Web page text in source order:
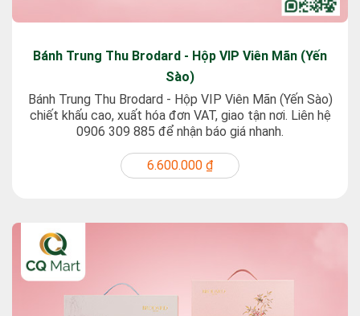
Bánh Trung Thu Brodard - Hộp VIP Viên Mãn (Yến
Sào)
Bánh Trung Thu Brodard - Hộp VIP Viên Mãn (Yến Sào)
chiết khấu cao, xuất hóa đơn VAT, giao tận nơi. Liên hệ
0906 309 885 để nhận báo giá nhanh.
6.600.000 ₫